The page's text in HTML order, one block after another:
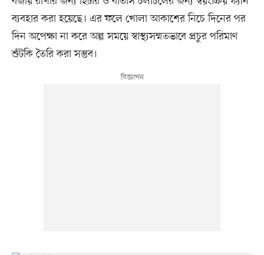
ব্যবহার করা হয়েছে। এর ফলে খোলা আকাশের নিচে দিনের পর
দিন অপেক্ষা না করে অল্প সময়ে স্বাস্থ্যসম্মতভাবে প্রচুর পরিমাণ
শুঁটকি তৈরি করা সম্ভব।